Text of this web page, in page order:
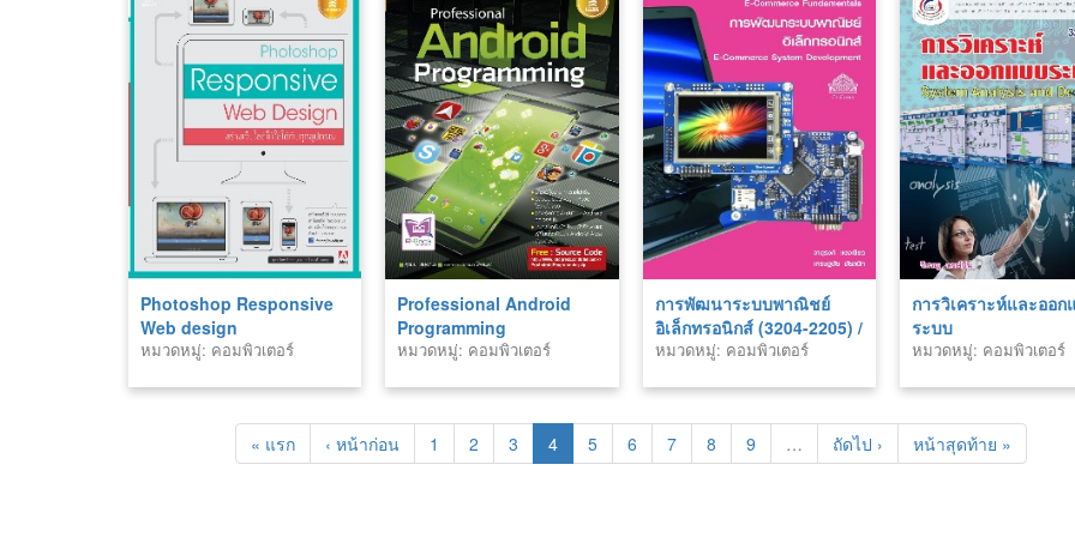
Photoshop Responsive
Web design
หมวดหมู่: คอมพิวเตอร์
Professional Android
Programming
หมวดหมู่: คอมพิวเตอร์
การพัฒนาระบบพาณิชย์
อิเล็กทรอนิกส์ (3204-2205) /
การพาณิชย์อิเล็กทรอนิกส์
+ PHP
หมวดหมู่: คอมพิวเตอร์
การวิเคราะห์และออก
ระบบ
หมวดหมู่: คอมพิวเตอร์
« แรก ‹ หน้าก่อน 1 2 3 4 5 6 7 8 9 … ถัดไป › หน้าสุดท้าย »